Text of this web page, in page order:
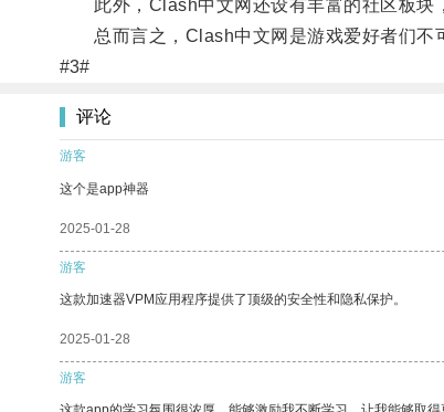
此外，Clash中文网还设有丰富的社区板块
总而言之，Clash中文网是游戏爱好者们不
#3#
评论
游客
这个是app神器
2025-01-28
游客
这款加速器VPM应用程序提供了顶级的安全性和隐私保护。
2025-01-28
游客